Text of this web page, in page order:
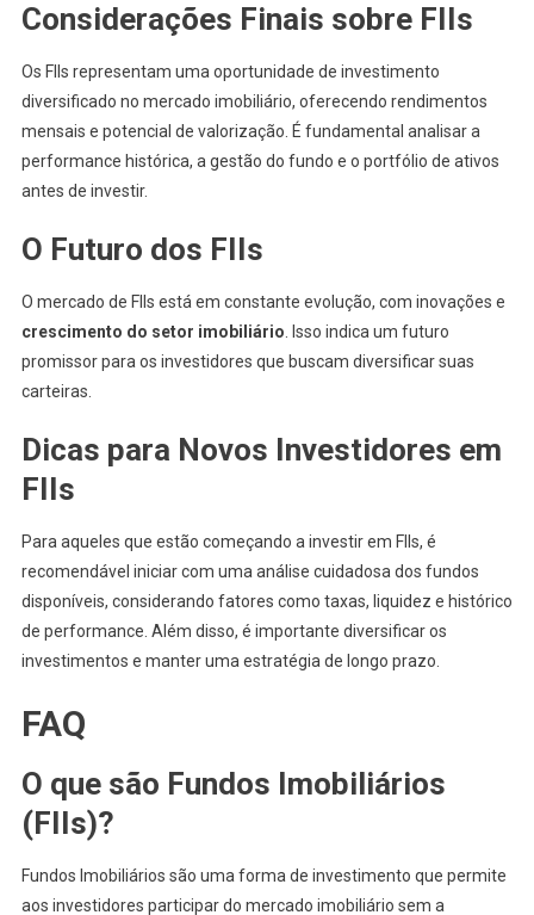
Considerações Finais sobre FIIs
Os FIIs representam uma oportunidade de investimento
diversificado no mercado imobiliário, oferecendo rendimentos
mensais e potencial de valorização. É fundamental analisar a
performance histórica, a gestão do fundo e o portfólio de ativos
antes de investir.
O Futuro dos FIIs
O mercado de FIIs está em constante evolução, com inovações e
crescimento do setor imobiliário . Isso indica um futuro
promissor para os investidores que buscam diversificar suas
carteiras.
Dicas para Novos Investidores em
FIIs
Para aqueles que estão começando a investir em FIIs, é
recomendável iniciar com uma análise cuidadosa dos fundos
disponíveis, considerando fatores como taxas, liquidez e histórico
de performance. Além disso, é importante diversificar os
investimentos e manter uma estratégia de longo prazo.
FAQ
O que são Fundos Imobiliários
(FIIs)?
Fundos Imobiliários são uma forma de investimento que permite
aos investidores participar do mercado imobiliário sem a